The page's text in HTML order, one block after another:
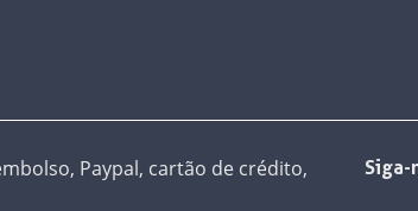
Paypal, cartão de crédito,
Siga-